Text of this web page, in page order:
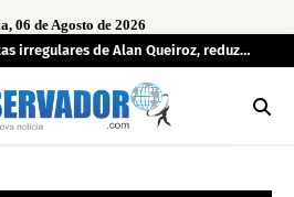
06 de Agosto de 2026
irregulares de Alan Queiroz, reduz
Inelegibilidade